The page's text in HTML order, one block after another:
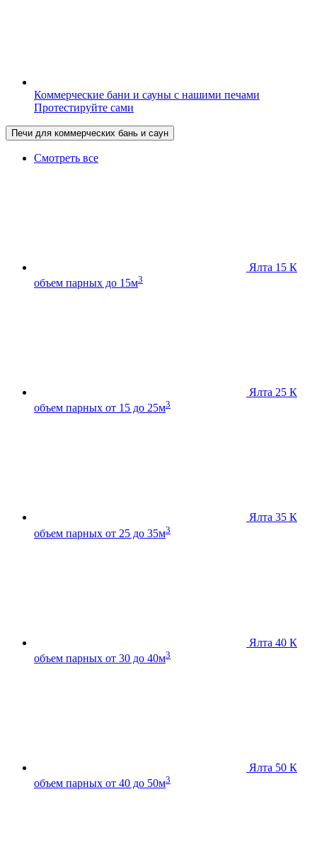
Коммерческие бани и сауны с нашими печами
Протестируйте сами
Печи для коммерческих бань и саун
Смотреть все
Ялта 15 К
объем парных до 15м3
Ялта 25 К
объем парных от 15 до 25м3
Ялта 35 К
объем парных от 25 до 35м3
Ялта 40 К
объем парных от 30 до 40м3
Ялта 50 К
объем парных от 40 до 50м3